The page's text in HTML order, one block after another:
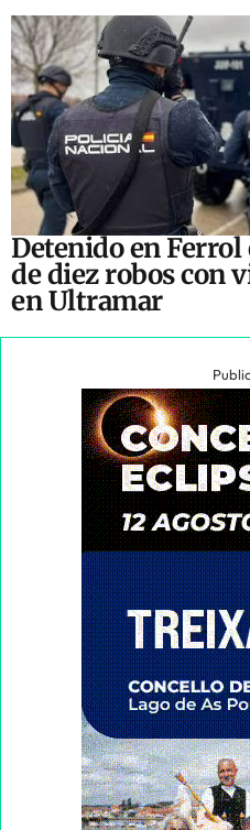
Detenido en
de diez robos con
en Ultramar